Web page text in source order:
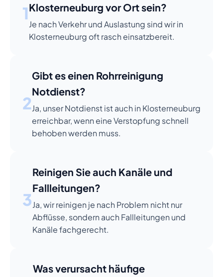
1Klosterneuburg vor Ort sein?
Je nach Verkehr und Auslastung sind wir in
Klosterneuburg oft rasch einsatzbereit.
2
Gibt es einen Rohrreinigung
Notdienst?
Ja, unser Notdienst ist auch in Klosterneuburg
erreichbar, wenn eine Verstopfung schnell
behoben werden muss.
3
Reinigen Sie auch Kanäle und
Fallleitungen?
Ja, wir reinigen je nach Problem nicht nur
Abflüsse, sondern auch Fallleitungen und
Kanäle fachgerecht.
Was verursacht häufige